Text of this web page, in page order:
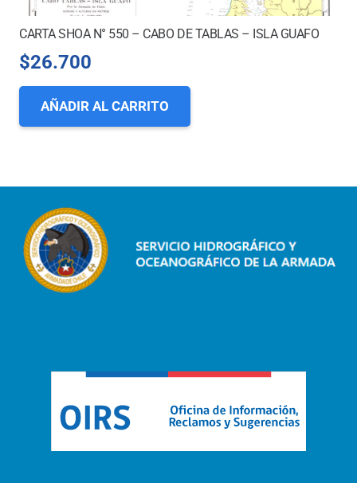
CARTA SHOA N° 550 – CABO DE TABLAS – ISLA GUAFO
$26.700
AÑADIR AL CARRITO